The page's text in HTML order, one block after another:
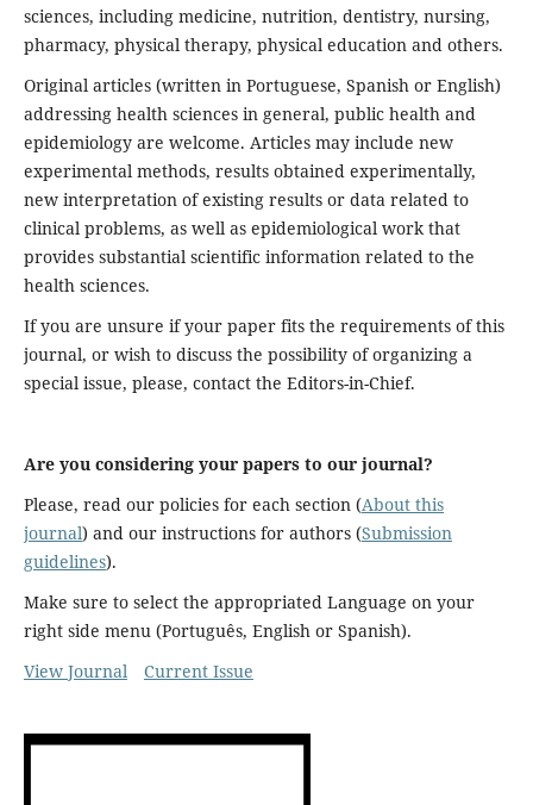
sciences, including medicine, nutrition, dentistry, nursing,
pharmacy, physical therapy, physical education and others.
Original articles (written in Portuguese, Spanish or English)
addressing health sciences in general, public health and
epidemiology are welcome. Articles may include new
experimental methods, results obtained experimentally,
new interpretation of existing results or data related to
clinical problems, as well as epidemiological work that
provides substantial scientific information related to the
health sciences.
If you are unsure if your paper fits the requirements of this
journal, or wish to discuss the possibility of organizing a
special issue, please, contact the Editors-in-Chief.
Are you considering your papers to our journal?
Please, read our policies for each section (About this
journal) and our instructions for authors (Submission
guidelines).
Make sure to select the appropriated Language on your
right side menu (Português, English or Spanish).
View Journal
Current Issue